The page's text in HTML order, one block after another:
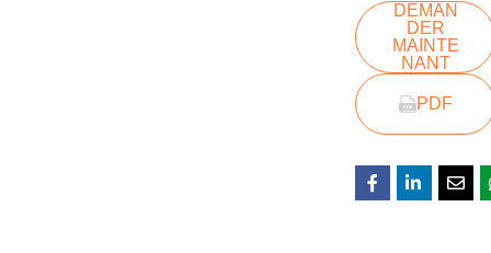
DEMAN
DER
MAINTE
NANT
PDF